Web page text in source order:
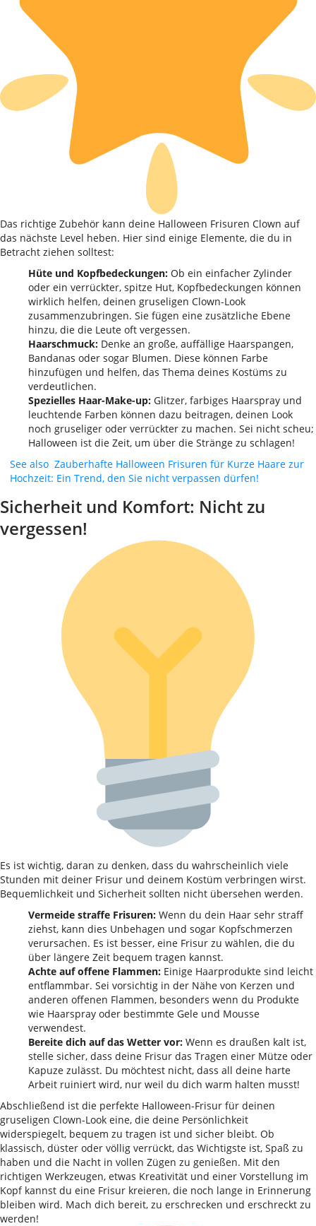
Das richtige Zubehör kann deine Halloween Frisuren Clown auf
das nächste Level heben. Hier sind einige Elemente, die du in
Betracht ziehen solltest:
Hüte und Kopfbedeckungen: Ob ein einfacher Zylinder
oder ein verrückter, spitze Hut, Kopfbedeckungen können
wirklich helfen, deinen gruseligen Clown-Look
zusammenzubringen. Sie fügen eine zusätzliche Ebene
hinzu, die die Leute oft vergessen.
Haarschmuck: Denke an große, auffällige Haarspangen,
Bandanas oder sogar Blumen. Diese können Farbe
hinzufügen und helfen, das Thema deines Kostüms zu
verdeutlichen.
Spezielles Haar-Make-up: Glitzer, farbiges Haarspray und
leuchtende Farben können dazu beitragen, deinen Look
noch gruseliger oder verrückter zu machen. Sei nicht scheu;
Halloween ist die Zeit, um über die Stränge zu schlagen!
See also Zauberhafte Halloween Frisuren für Kurze Haare zur
Hochzeit: Ein Trend, den Sie nicht verpassen dürfen!
Sicherheit und Komfort: Nicht zu
vergessen!
Es ist wichtig, daran zu denken, dass du wahrscheinlich viele
Stunden mit deiner Frisur und deinem Kostüm verbringen wirst.
Bequemlichkeit und Sicherheit sollten nicht übersehen werden.
Vermeide straffe Frisuren: Wenn du dein Haar sehr straff
ziehst, kann dies Unbehagen und sogar Kopfschmerzen
verursachen. Es ist besser, eine Frisur zu wählen, die du
über längere Zeit bequem tragen kannst.
Achte auf offene Flammen: Einige Haarprodukte sind leicht
entflammbar. Sei vorsichtig in der Nähe von Kerzen und
anderen offenen Flammen, besonders wenn du Produkte
wie Haarspray oder bestimmte Gele und Mousse
verwendest.
Bereite dich auf das Wetter vor: Wenn es draußen kalt ist,
stelle sicher, dass deine Frisur das Tragen einer Mütze oder
Kapuze zulässt. Du möchtest nicht, dass all deine harte
Arbeit ruiniert wird, nur weil du dich warm halten musst!
Abschließend ist die perfekte Halloween-Frisur für deinen
gruseligen Clown-Look eine, die deine Persönlichkeit
widerspiegelt, bequem zu tragen ist und sicher bleibt. Ob
klassisch, düster oder völlig verrückt, das Wichtigste ist, Spaß zu
haben und die Nacht in vollen Zügen zu genießen. Mit den
richtigen Werkzeugen, etwas Kreativität und einer Vorstellung im
Kopf kannst du eine Frisur kreieren, die noch lange in Erinnerung
bleiben wird. Mach dich bereit, zu erschrecken und erschreckt zu
werden!